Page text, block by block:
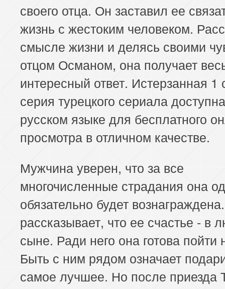
153 серия
154 серия 155 серия
157 серия
158 серия 159 серия
161 серия
162 серия 163 серия
165 серия
166 серия 167 серия
169 серия
170 серия 171 серия
173 серия
177 серия
178 серия 179 серия
181 серия
182 серия 183 серия
185 серия
186 серия 187 серия
189 серия
190 серия 191 серия
193 серия
194 серия 195 серия
своего отца. Он заставил ее
жизнь с жестоким человеком.
смысле жизни и делясь своими
отцом Османом, она получает
интересный ответ. Истерзанная 1
серия турецкого сериала
русском языке для бесплатного
просмотра в отличном качестве.
Мужчина уверен, что за все
многочисленные страдания она
обязательно будет
рассказывает, что ее счастье - в
сыне. Ради него она готова пойти
Быть с ним рядом означает
самое лучшее. Но после приезда